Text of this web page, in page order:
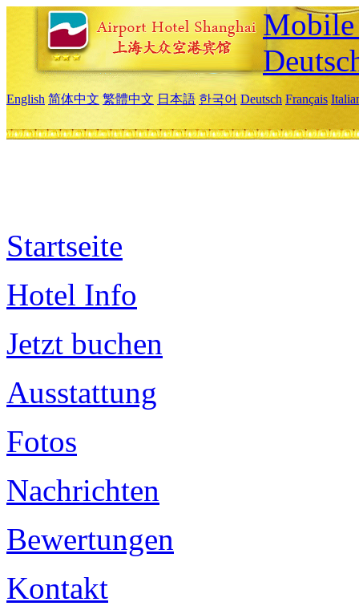
Mobile
English 简体中文 繁體中文 日本語 한국어 Deutsch Français
Startseite
Hotel Info
Jetzt buchen
Ausstattung
Fotos
Nachrichten
Bewertungen
Kontakt